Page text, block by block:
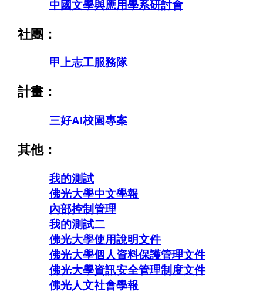
中國文學與應用學系研討會
社團：
甲上志工服務隊
計畫：
三好AI校園專案
其他：
我的測試
佛光大學中文學報
內部控制管理
我的測試二
佛光大學使用說明文件
佛光大學個人資料保護管理文件
佛光大學資訊安全管理制度文件
佛光人文社會學報